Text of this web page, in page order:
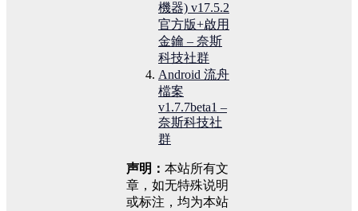
機器) v17.5.2
官方版+啟用
金鑰 – 奈斯
科技社群
Android 流舟
檔案
v1.7.7beta1 –
奈斯科技社
群
声明： 本站所有文
章，如无特殊说明
或标注，均为本站